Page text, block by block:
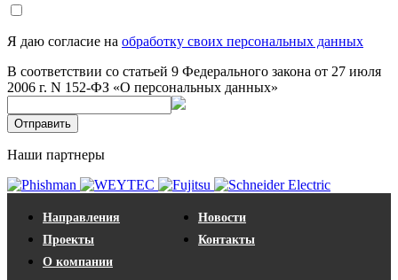
Я даю согласие на обработку своих персональных данных
В соответствии со статьей 9 Федерального закона от 27 июля
2006 г. N 152-ФЗ «О персональных данных»
Отправить
Наши партнеры
Направления
Проекты
О компании
Новости
Контакты